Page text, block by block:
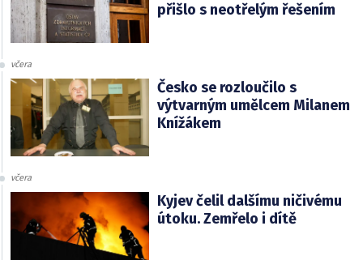
přišlo s neotřelým řešením
včera
Česko se rozloučilo s
výtvarným umělcem Milanem
Knížákem
včera
Kyjev čelil dalšímu ničivému
útoku. Zemřelo i dítě